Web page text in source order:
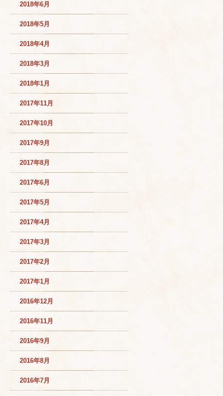
2018年6月
2018年5月
2018年4月
2018年3月
2018年1月
2017年11月
2017年10月
2017年9月
2017年8月
2017年6月
2017年5月
2017年4月
2017年3月
2017年2月
2017年1月
2016年12月
2016年11月
2016年9月
2016年8月
2016年7月